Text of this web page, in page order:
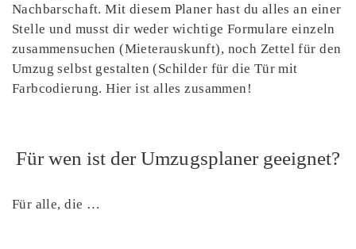
Nachbarschaft. Mit diesem Planer hast du alles an einer
Stelle und musst dir weder wichtige Formulare einzeln
zusammensuchen (Mieterauskunft), noch Zettel für den
Umzug selbst gestalten (Schilder für die Tür mit
Farbcodierung. Hier ist alles zusammen!
Für wen ist der Umzugsplaner geeignet?
Für alle, die …